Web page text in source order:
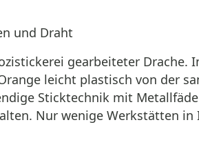
und Draht
gearbeiteter Drache.
leicht plastisch von der
Sticktechnik mit
Nur wenige Werkstätten